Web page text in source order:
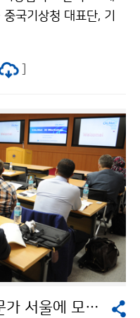
국기상청 대표단, 기
양해각서(MOU) 체결
공동감시 및 연구, 서
야에서 긴밀히 협의해
협력회의는 최근 한ㆍ
해진 양국 동반자 관계
교류ㆍ협력에 괄목할
다.
전 세계 기상교육훈련 전문가 서울에 모이다!